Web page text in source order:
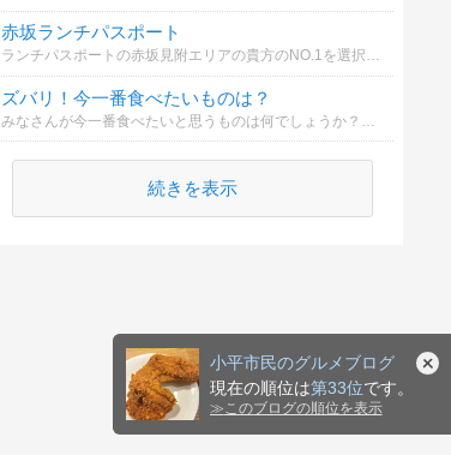
小平市民のグルメブログ
現在の順位は第33位です。
≫ このブログの順位を表示
赤坂ランチパスポート
ランチパスポートの赤坂見附エリアの貴方のNO.1を選択してください。
ズバリ！今一番食べたいものは？
続きを表示